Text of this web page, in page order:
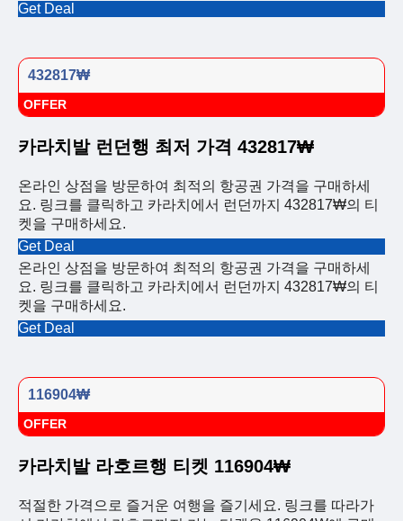
Get Deal
432817₩
OFFER
카라치발 런던행 최저 가격 432817₩
온라인 상점을 방문하여 최적의 항공권 가격을 구매하세
요. 링크를 클릭하고 카라치에서 런던까지 432817₩의 티
켓을 구매하세요.
Get Deal
온라인 상점을 방문하여 최적의 항공권 가격을 구매하세
요. 링크를 클릭하고 카라치에서 런던까지 432817₩의 티
켓을 구매하세요.
Get Deal
116904₩
OFFER
카라치발 라호르행 티켓 116904₩
적절한 가격으로 즐거운 여행을 즐기세요. 링크를 따라가